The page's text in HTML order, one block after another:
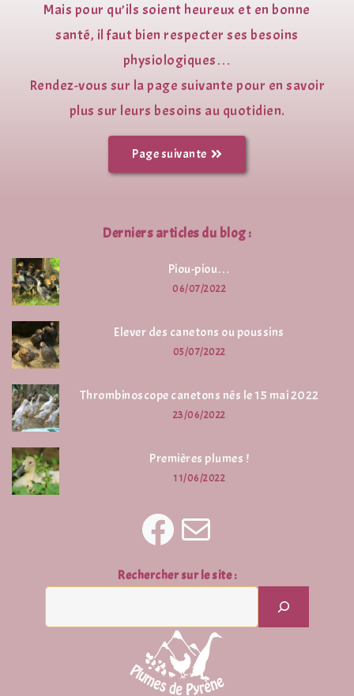
Mais pour qu’ils soient heureux et en bonne
santé, il faut bien respecter ses besoins
physiologiques…
Rendez-vous sur la page suivante pour en savoir
plus sur leurs besoins au quotidien.
Page suivante
Derniers articles du blog :
Piou-piou…
06/07/2022
Elever des canetons ou poussins
05/07/2022
Thrombinoscope canetons nés le 15 mai 2022
23/06/2022
Premières plumes !
11/06/2022
Rechercher sur le site :